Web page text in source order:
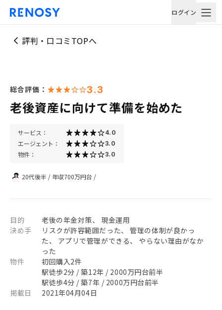
ログイン
評判・口コミTOPへ
総合評価： 3.3
老後資産に向けて準備を始めた
サービス： 4.0
エージェント： 3.0
物件： 3.0
20代後半 / 年収700万円台 /
目的
老後の年金対策、 現金運用
決め手
リスクが許容範囲だった、 管理の体制が良かっ
た、 アプリで管理ができる、 やらない理由がなか
った
物件
初回購入2件
駅徒歩2分 / 築12年 / 2000万円台前半
駅徒歩4分 / 築7年 / 2000万円台前半
掲載日
2021年04月04日